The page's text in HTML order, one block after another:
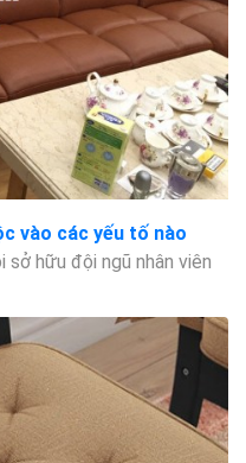
vào các yếu tố nào
sở hữu đội ngũ nhân viên